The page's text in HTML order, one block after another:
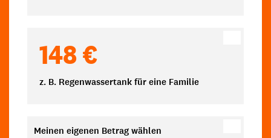
148 €
z. B. Regenwassertank für eine Familie
Meinen eigenen Betrag wählen